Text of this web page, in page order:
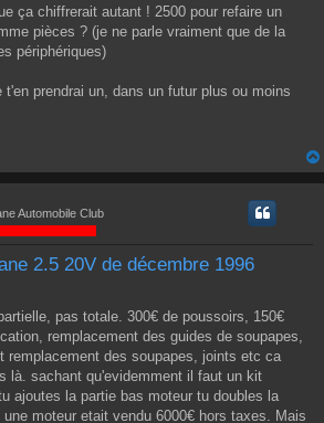
ça chiffrerait autant ! 2500 pour refaire un
pièces ? (je ne parle vraiment que de la
périphériques)
t'en prendrai un, dans un futur plus ou moins
Automobile Club
2.5 20V de décembre 1996
pas totale. 300€ de poussoirs, 150€
remplacement des guides de soupapes,
remplacement des soupapes, joints etc ca
là. sachant qu'evidemment il faut un kit
ajoutes la partie bas moteur tu doubles la
moteur etait vendu 6000€ hors taxes. Mais